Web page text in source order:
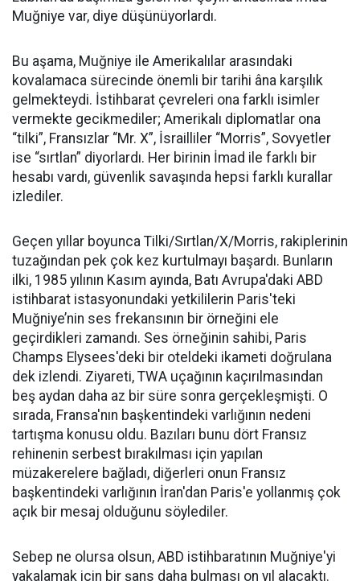
Muğniye var, diye düşünüyorlardı.
Bu aşama, Muğniye ile Amerikalılar arasındaki
kovalamaca sürecinde önemli bir tarihi âna karşılık
gelmekteydi. İstihbarat çevreleri ona farklı isimler
vermekte gecikmediler; Amerikalı diplomatlar ona
“tilki”, Fransızlar “Mr. X”, İsrailliler “Morris”, Sovyetler
ise “sırtlan” diyorlardı. Her birinin İmad ile farklı bir
hesabı vardı, güvenlik savaşında hepsi farklı kurallar
izlediler.
Geçen yıllar boyunca Tilki/Sırtlan/X/Morris, rakiplerinin
tuzağından pek çok kez kurtulmayı başardı. Bunların
ilki, 1985 yılının Kasım ayında, Batı Avrupa'daki ABD
istihbarat istasyonundaki yetkililerin Paris'teki
Muğniye’nin ses frekansının bir örneğini ele
geçirdikleri zamandı. Ses örneğinin sahibi, Paris
Champs Elysees'deki bir oteldeki ikameti doğrulana
dek izlendi. Ziyareti, TWA uçağının kaçırılmasından
beş aydan daha az bir süre sonra gerçekleşmişti. O
sırada, Fransa'nın başkentindeki varlığının nedeni
tartışma konusu oldu. Bazıları bunu dört Fransız
rehinenin serbest bırakılması için yapılan
müzakerelere bağladı, diğerleri onun Fransız
başkentindeki varlığının İran'dan Paris'e yollanmış çok
açık bir mesaj olduğunu söylediler.
Sebep ne olursa olsun, ABD istihbaratının Muğniye'yi
yakalamak için bir şans daha bulması on yıl alacaktı.